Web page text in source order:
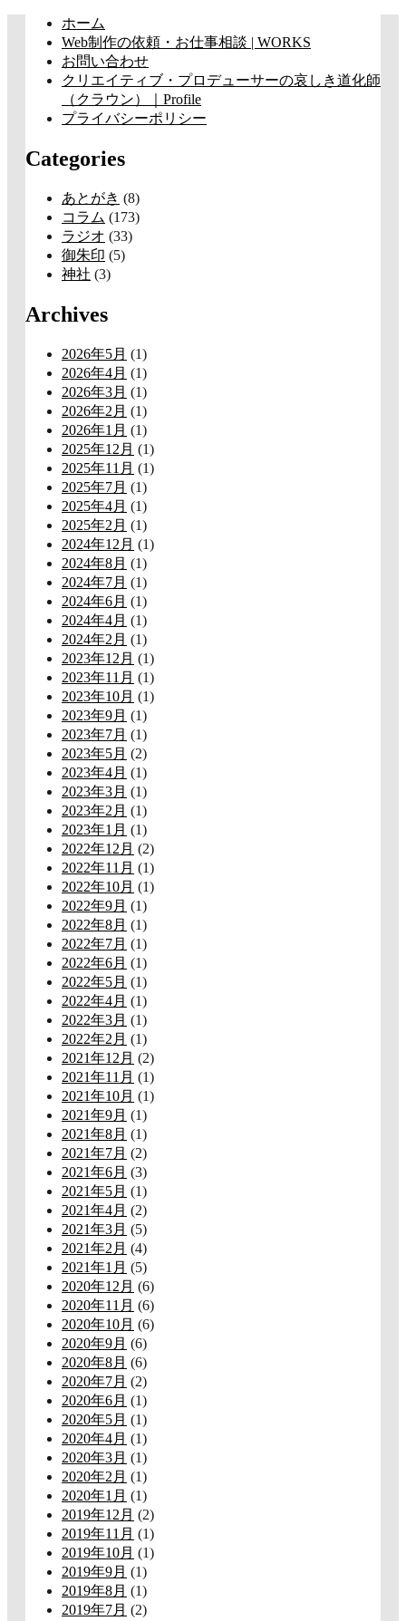
キ
ホーム
Web制作の依頼・お仕事相談 | WORKS
お問い合わせ
クリエイティブ・プロデューサーの哀しき道化師
（クラウン）｜Profile
プライバシーポリシー
Categories
あとがき (8)
コラム (173)
ラジオ (33)
御朱印 (5)
神社 (3)
Archives
2026年5月 (1)
2026年4月 (1)
2026年3月 (1)
2026年2月 (1)
2026年1月 (1)
2025年12月 (1)
2025年11月 (1)
2025年7月 (1)
2025年4月 (1)
2025年2月 (1)
2024年12月 (1)
2024年8月 (1)
2024年7月 (1)
2024年6月 (1)
2024年4月 (1)
2024年2月 (1)
2023年12月 (1)
2023年11月 (1)
2023年10月 (1)
2023年9月 (1)
2023年7月 (1)
2023年5月 (2)
2023年4月 (1)
2023年3月 (1)
2023年2月 (1)
2023年1月 (1)
2022年12月 (2)
2022年11月 (1)
2022年10月 (1)
2022年9月 (1)
2022年8月 (1)
2022年7月 (1)
2022年6月 (1)
2022年5月 (1)
2022年4月 (1)
2022年3月 (1)
2022年2月 (1)
2021年12月 (2)
2021年11月 (1)
2021年10月 (1)
2021年9月 (1)
2021年8月 (1)
2021年7月 (2)
2021年6月 (3)
2021年5月 (1)
2021年4月 (2)
2021年3月 (5)
2021年2月 (4)
2021年1月 (5)
2020年12月 (6)
2020年11月 (6)
2020年10月 (6)
2020年9月 (6)
2020年8月 (6)
2020年7月 (2)
2020年6月 (1)
2020年5月 (1)
2020年4月 (1)
2020年3月 (1)
2020年2月 (1)
2020年1月 (1)
2019年12月 (2)
2019年11月 (1)
2019年10月 (1)
2019年9月 (1)
2019年8月 (1)
2019年7月 (2)